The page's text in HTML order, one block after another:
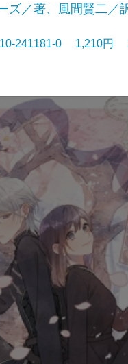
ズ／著、風間賢二／
241181-0 1,210円